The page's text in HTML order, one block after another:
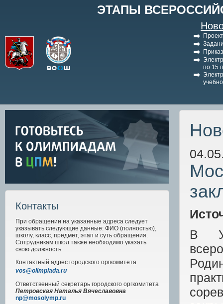
ЭТАПЫ
по 15
Контакты
При обращении на указанные адреса следует
указывать следующие данные: ФИО (полностью),
школу, класс, предмет, этап и суть обращения.
Сотрудникам школ также необходимо указать
свою должность.
Контактный адрес городского оргкомитета
vos@olimpiada.ru
Ответственный секретарь городского оргкомитета
Петровская Наталья Вячеславовна
np@mosolymp.ru
В